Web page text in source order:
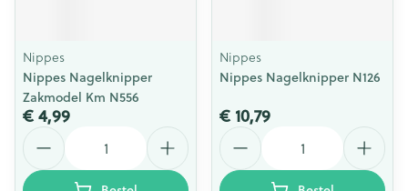
Nippes
Nippes Nagelknipper
Zakmodel Km N556
€ 4,99
Nippes
Nippes Nagelknipper N126
€ 10,79
Aantal